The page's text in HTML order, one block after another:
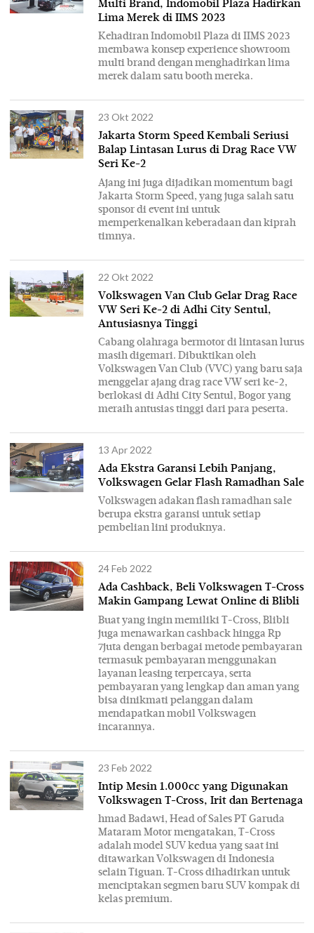
Multi Brand, Indomobil Plaza Hadirkan
Lima Merek di IIMS 2023
Kehadiran Indomobil Plaza di IIMS 2023
membawa konsep experience showroom
multi brand dengan menghadirkan lima
merek dalam satu booth mereka.
23 Okt 2022
Jakarta Storm Speed Kembali Seriusi
Balap Lintasan Lurus di Drag Race VW
Seri Ke-2
Ajang ini juga dijadikan momentum bagi
Jakarta Storm Speed, yang juga salah satu
sponsor di event ini untuk
memperkenalkan keberadaan dan kiprah
timnya.
22 Okt 2022
Volkswagen Van Club Gelar Drag Race
VW Seri Ke-2 di Adhi City Sentul,
Antusiasnya Tinggi
Cabang olahraga bermotor di lintasan lurus
masih digemari. Dibuktikan oleh
Volkswagen Van Club (VVC) yang baru saja
menggelar ajang drag race VW seri ke-2,
berlokasi di Adhi City Sentul, Bogor yang
meraih antusias tinggi dari para peserta.
13 Apr 2022
Ada Ekstra Garansi Lebih Panjang,
Volkswagen Gelar Flash Ramadhan Sale
Volkswagen adakan flash ramadhan sale
berupa ekstra garansi untuk setiap
pembelian lini produknya.
24 Feb 2022
Ada Cashback, Beli Volkswagen T-Cross
Makin Gampang Lewat Online di Blibli
Buat yang ingin memiliki T-Cross, Blibli
juga menawarkan cashback hingga Rp
7juta dengan berbagai metode pembayaran
termasuk pembayaran menggunakan
layanan leasing terpercaya, serta
pembayaran yang lengkap dan aman yang
bisa dinikmati pelanggan dalam
mendapatkan mobil Volkswagen
incarannya.
23 Feb 2022
Intip Mesin 1.000cc yang Digunakan
Volkswagen T-Cross, Irit dan Bertenaga
hmad Badawi, Head of Sales PT Garuda
Mataram Motor mengatakan, T-Cross
adalah model SUV kedua yang saat ini
ditawarkan Volkswagen di Indonesia
selain Tiguan. T-Cross dihadirkan untuk
menciptakan segmen baru SUV kompak di
kelas premium.